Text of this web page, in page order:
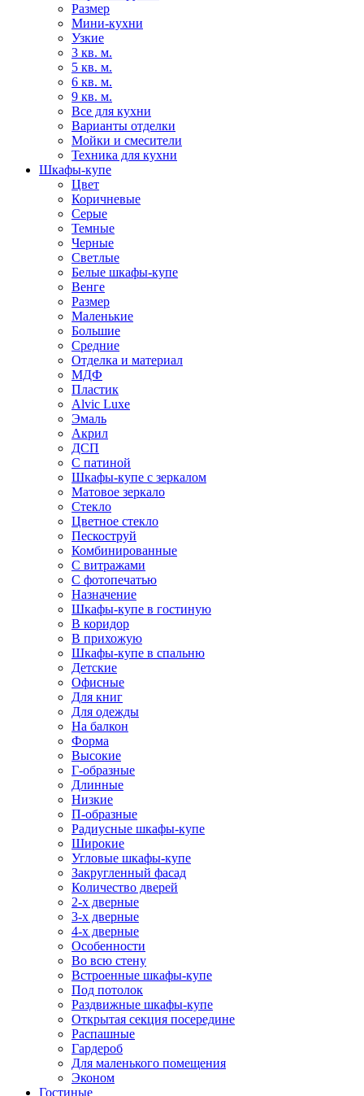
Размер
Мини-кухни
Узкие
3 кв. м.
5 кв. м.
6 кв. м.
9 кв. м.
Все для кухни
Варианты отделки
Мойки и смесители
Техника для кухни
Шкафы-купе
Цвет
Коричневые
Серые
Темные
Черные
Светлые
Белые шкафы-купе
Венге
Размер
Маленькие
Большие
Средние
Отделка и материал
МДФ
Пластик
Alvic Luxe
Эмаль
Акрил
ДСП
С патиной
Шкафы-купе с зеркалом
Матовое зеркало
Стекло
Цветное стекло
Пескоструй
Комбинированные
С витражами
С фотопечатью
Назначение
Шкафы-купе в гостиную
В коридор
В прихожую
Шкафы-купе в спальню
Детские
Офисные
Для книг
Для одежды
На балкон
Форма
Высокие
Г-образные
Длинные
Низкие
П-образные
Радиусные шкафы-купе
Широкие
Угловые шкафы-купе
Закругленный фасад
Количество дверей
2-х дверные
3-х дверные
4-х дверные
Особенности
Во всю стену
Встроенные шкафы-купе
Под потолок
Раздвижные шкафы-купе
Открытая секция посередине
Распашные
Гардероб
Для маленького помещения
Эконом
Гостиные